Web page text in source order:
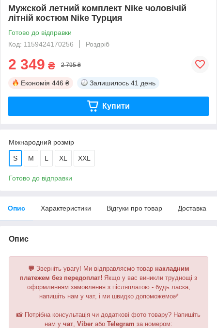
Мужской летний комплект Nike чоловічій
літній костюм Nike Турция
Готово до відправки
Код: 1159424170256
Роздріб
2 349 ₴ 2 795 ₴
Економія 446 ₴ Залишилось 41 день
Купити
Міжнародний розмір
S M L XL XXL
Готово до відправки
Опис Характеристики Відгуки про товар Доставка
Опис
💬 Зверніть увагу! Ми відправляємо товар накладним
платежем без передоплат! Якщо у вас виникли труднощі з
оформленням замовлення з післяплатою - будь ласка,
напишіть нам у чат, і ми швидко допоможемо✅
📸 Потрібна консультація чи додаткові фото товару? Напишіть
нам у чат Viber або Telegram за номером: